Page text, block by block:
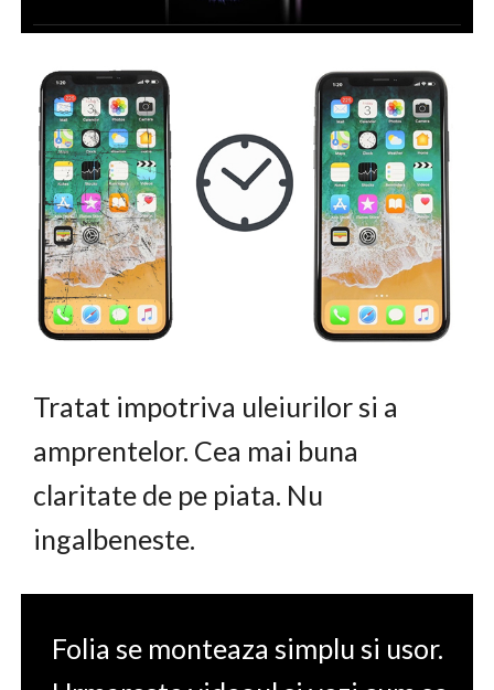
Tratat impotriva uleiurilor si a
amprentelor. Cea mai buna
claritate de pe piata. Nu
ingalbeneste.
Folia se monteaza simplu si usor.